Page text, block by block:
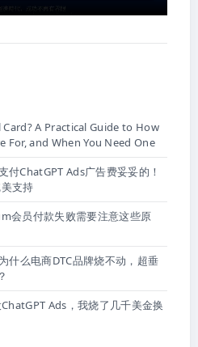
A Practical Guide to How
For, and When You Need One
ChatGPT Ads广告费妥妥的！
支持
会员付款失败需要注意这些原
什么电商DTC品牌烧不动，超垂
Ads，我烧了几千美金换